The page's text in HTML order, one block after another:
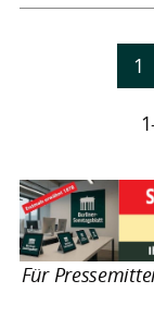
1
Für